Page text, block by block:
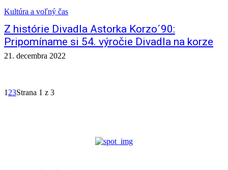
Kultúra a voľný čas
Z histórie Divadla Astorka Korzo´90:
Pripomíname si 54. výročie Divadla na korze
21. decembra 2022
1 23Strana 1 z 3